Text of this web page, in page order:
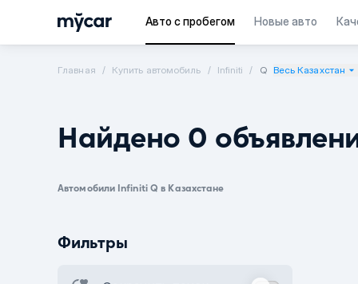
Авто с пробегом Новые авто
Главная Купить автомобиль Infiniti Q Весь Казахстан
Найдено 0
Автомобили Infiniti Q в Казахстане
Фильтры